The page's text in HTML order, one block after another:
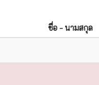
ชื่อ - นามสกุล